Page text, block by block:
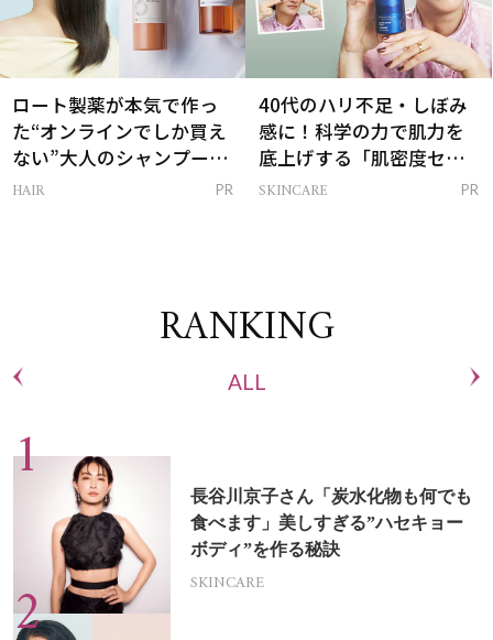
ロート製薬が本気で作っ
た“オンラインでしか買え
ない”大人のシャンプー＆
トリートメントって？
HAIR PR
40代のハリ不足・しぼみ
感に！科学の力で肌力を
底上げする「肌密度セラ
ム」
SKINCARE PR
RANKING
ALL
長谷川京子さん「炭水化物も何でも
食べます」美しすぎる”ハセキョー
ボディ”を作る秘訣
SKINCARE